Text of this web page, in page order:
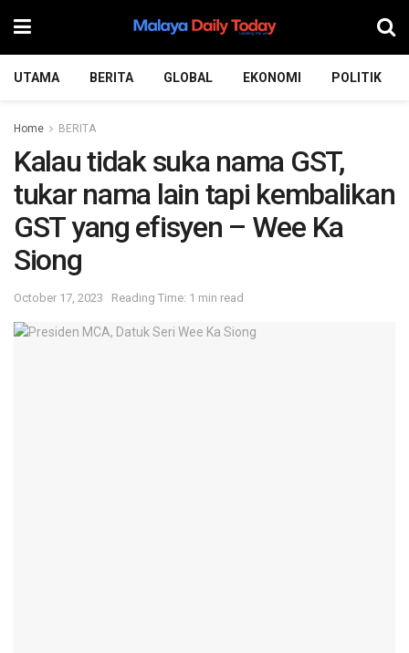
UTAMA BERITA GLOBAL EKONOMI POLITIK
Home BERITA
Kalau tidak suka nama GST,
tukar nama lain tapi kembalikan
GST yang efisyen – Wee Ka
Siong
October 17, 2023 Reading Time: 1 min read